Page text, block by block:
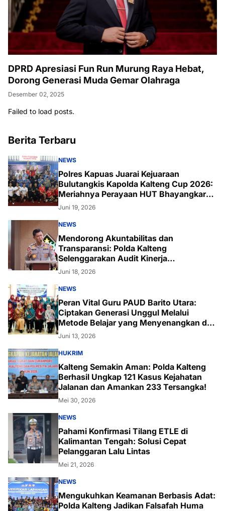
DPRD Apresiasi Fun Run Murung Raya Hebat,
Dorong Generasi Muda Gemar Olahraga
Desember 02, 2025
Failed to load posts.
Berita Terbaru
NEWS
Polres Kapuas Juarai Kejuaraan
Bulutangkis Kapolda Kalteng Cup 2026:
Meriahnya Perayaan HUT Bhayangkara
ke-80 di Palangka Raya
Juni 19, 2026
NEWS
Mendorong Akuntabilitas dan
Transparansi: Polda Kalteng
Selenggarakan Audit Kinerja
Komprehensif Bersama Itwasum Polri
Juni 18, 2026
NEWS
Peran Vital Guru PAUD Barito Utara:
Ciptakan Generasi Unggul Melalui
Metode Belajar yang Menyenangkan dan
Inovatif
Juni 13, 2026
HUKRIM
Kalteng Semakin Aman: Polda Kalteng
Berhasil Ungkap 121 Kasus Kejahatan
Jalanan dan Amankan 233 Tersangka!
Mei 30, 2026
NEWS
Pahami Konfirmasi Tilang ETLE di
Kalimantan Tengah: Solusi Cepat
Pelanggaran Lalu Lintas
Mei 21, 2026
NEWS
Mengukuhkan Keamanan Berbasis Adat:
Polda Kalteng Jadikan Falsafah Huma